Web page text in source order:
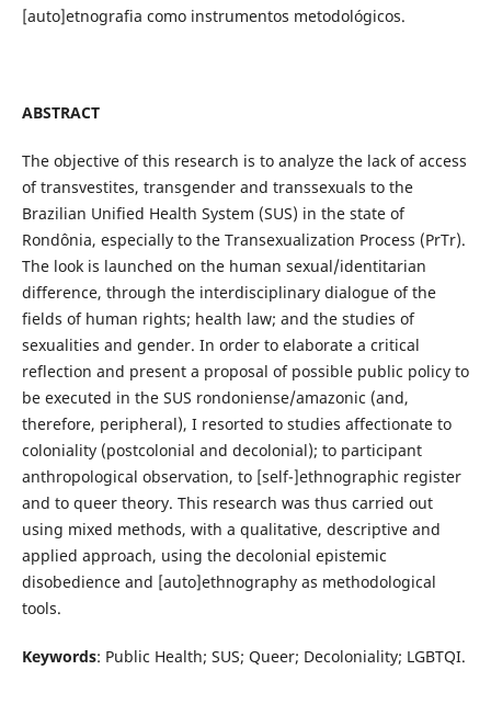
[auto]etnografia como instrumentos metodológicos.
ABSTRACT
The objective of this research is to analyze the lack of access
of transvestites, transgender and transsexuals to the
Brazilian Unified Health System (SUS) in the state of
Rondônia, especially to the Transexualization Process (PrTr).
The look is launched on the human sexual/identitarian
difference, through the interdisciplinary dialogue of the
fields of human rights; health law; and the studies of
sexualities and gender. In order to elaborate a critical
reflection and present a proposal of possible public policy to
be executed in the SUS rondoniense/amazonic (and,
therefore, peripheral), I resorted to studies affectionate to
coloniality (postcolonial and decolonial); to participant
anthropological observation, to [self-]ethnographic register
and to queer theory. This research was thus carried out
using mixed methods, with a qualitative, descriptive and
applied approach, using the decolonial epistemic
disobedience and [auto]ethnography as methodological
tools.
Keywords: Public Health; SUS; Queer; Decoloniality; LGBTQI.